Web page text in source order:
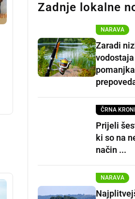
Zadnje lokalne
NARAVA
Zaradi
ČRNA
Prijeli
ki so na
način ...
NARAVA